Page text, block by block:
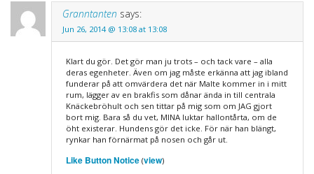
Granntanten says:
Jun 26, 2014 @ 13:08 at 13:08
Klart du gör. Det gör man ju trots – och tack vare – alla
deras egenheter. Även om jag måste erkänna att jag ibland
funderar på att omvärdera det när Malte kommer in i mitt
rum, lägger av en brakfis som dånar ända in till centrala
Knäckebröhult och sen tittar på mig som om JAG gjort
bort mig. Bara så du vet, MINA luktar hallontårta, om de
öht existerar. Hundens gör det icke. För när han blängt,
rynkar han förnärmat på nosen och går ut.
Like Button Notice(view)